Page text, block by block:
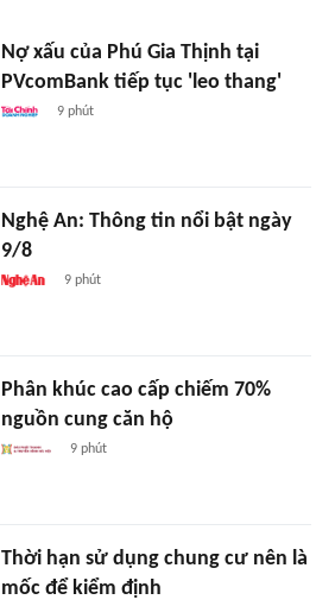
Nợ xấu của Phú Gia Thịnh tại
PVcomBank tiếp tục 'leo thang'
9 phút
Nghệ An: Thông tin nổi bật ngày
9/8
9 phút
Phân khúc cao cấp chiếm 70%
nguồn cung căn hộ
9 phút
Thời hạn sử dụng chung cư nên là
mốc để kiểm định